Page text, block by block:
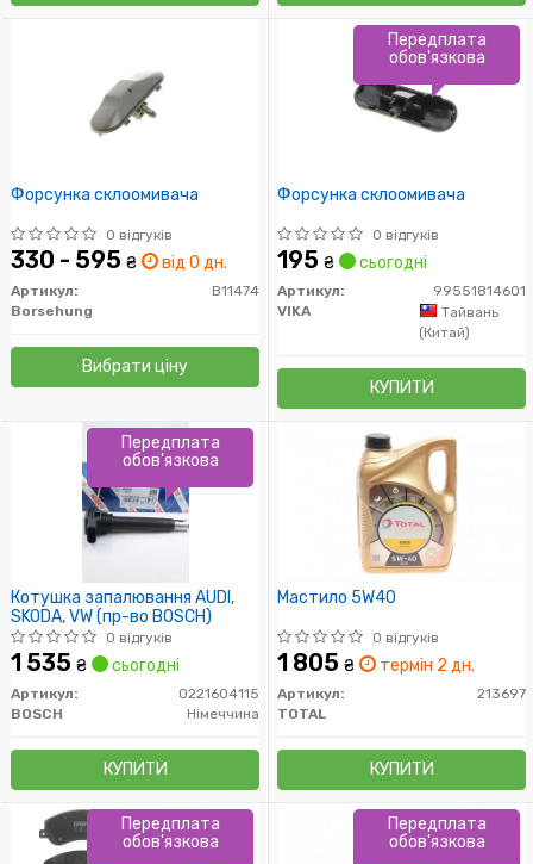
Форсунка склоомивача
0 відгуків
330 - 595 ₴ від 0 дн.
Артикул:
B11474
Borsehung
Вибрати ціну
Форсунка склоомивача
0 відгуків
195 ₴ сьогодні
Артикул:
99551814601
VIKA
Тайвань
(Китай)
КУПИТИ
Передплата
обов'язкова
Котушка запалювання AUDI,
SKODA, VW (пр-во BOSCH)
0 відгуків
1 535 ₴ сьогодні
Артикул:
0221604115
BOSCH
Німеччина
КУПИТИ
Передплата
обов'язкова
Мастило 5W40
0 відгуків
1 805 ₴ термін 2 дн.
Артикул:
213697
TOTAL
КУПИТИ
Передплата
обов'язкова
Передплата
обов'язкова